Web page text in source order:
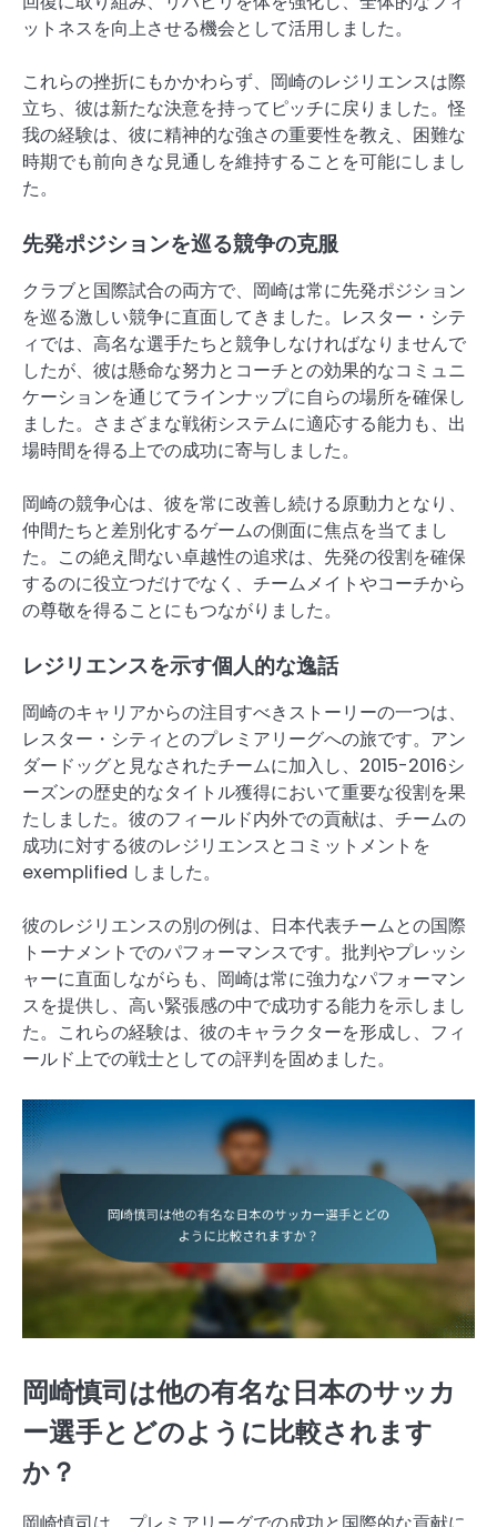
ットネスを向上させる機会として活用しました。
これらの挫折にもかかわらず、岡崎のレジリエンスは際
立ち、彼は新たな決意を持ってピッチに戻りました。怪
我の経験は、彼に精神的な強さの重要性を教え、困難な
時期でも前向きな見通しを維持することを可能にしまし
た。
先発ポジションを巡る競争の克服
クラブと国際試合の両方で、岡崎は常に先発ポジション
を巡る激しい競争に直面してきました。レスター・シテ
ィでは、高名な選手たちと競争しなければなりませんで
したが、彼は懸命な努力とコーチとの効果的なコミュニ
ケーションを通じてラインナップに自らの場所を確保し
ました。さまざまな戦術システムに適応する能力も、出
場時間を得る上での成功に寄与しました。
岡崎の競争心は、彼を常に改善し続ける原動力となり、
仲間たちと差別化するゲームの側面に焦点を当てまし
た。この絶え間ない卓越性の追求は、先発の役割を確保
するのに役立つだけでなく、チームメイトやコーチから
の尊敬を得ることにもつながりました。
レジリエンスを示す個人的な逸話
岡崎のキャリアからの注目すべきストーリーの一つは、
レスター・シティとのプレミアリーグへの旅です。アン
ダードッグと見なされたチームに加入し、2015-2016シ
ーズンの歴史的なタイトル獲得において重要な役割を果
たしました。彼のフィールド内外での貢献は、チームの
成功に対する彼のレジリエンスとコミットメントを
exemplified しました。
彼のレジリエンスの別の例は、日本代表チームとの国際
トーナメントでのパフォーマンスです。批判やプレッシ
ャーに直面しながらも、岡崎は常に強力なパフォーマン
スを提供し、高い緊張感の中で成功する能力を示しまし
た。これらの経験は、彼のキャラクターを形成し、フィ
ールド上での戦士としての評判を固めました。
岡崎慎司は他の有名な日本のサッカ
ー選手とどのように比較されます
か？